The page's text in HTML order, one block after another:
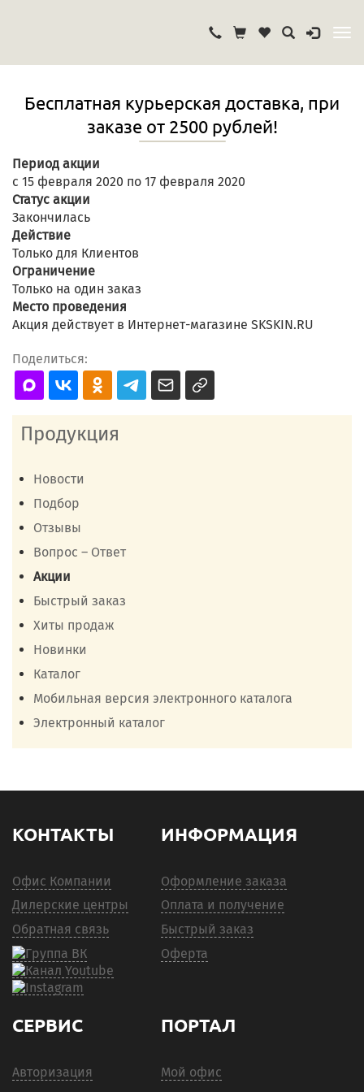
Бесплатная курьерская доставка, при
заказе от 2500 рублей!
Период акции
с 15 февраля 2020 по 17 февраля 2020
Статус акции
Закончилась
Действие
Только для Клиентов
Ограничение
Только на один заказ
Место проведения
Акция действует в Интернет-магазине SKSKIN.RU
Поделиться:
Продукция
Новости
Подбор
Отзывы
Вопрос – Ответ
Акции
Быстрый заказ
Хиты продаж
Новинки
Каталог
Мобильная версия электронного каталога
Электронный каталог
КОНТАКТЫ
Офис Компании
Дилерские центры
Обратная связь
ИНФОРМАЦИЯ
Оформление заказа
Оплата и получение
Быстрый заказ
Оферта
СЕРВИС
Авторизация
ПОРТАЛ
Мой офис